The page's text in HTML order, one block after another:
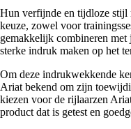
Hun verfijnde en tijdloze stijl
keuze, zowel voor
gemakkelijk combineren
sterke indruk maken op het
Om deze indrukwekkende
Ariat bekend om zijn
kiezen voor de rijlaarzen
product dat is getest en